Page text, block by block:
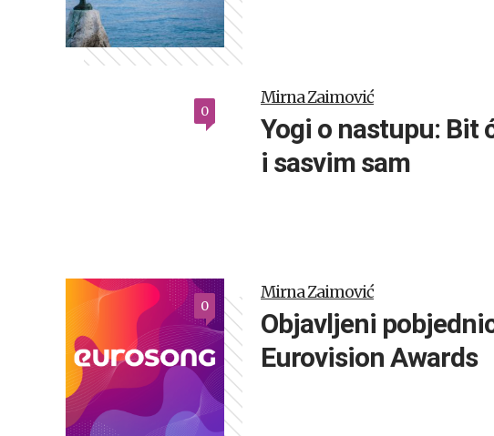
0
Mirna Zaimović
Yogi o nastupu: Bit
i sasvim sam
0
Mirna Zaimović
Objavljeni
Eurovision Awards